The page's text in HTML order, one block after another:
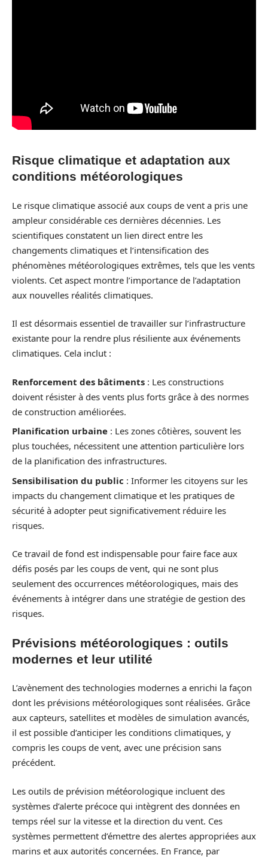
Risque climatique et adaptation aux
conditions météorologiques
Le risque climatique associé aux coups de vent a pris une
ampleur considérable ces dernières décennies. Les
scientifiques constatent un lien direct entre les
changements climatiques et l’intensification des
phénomènes météorologiques extrêmes, tels que les vents
violents. Cet aspect montre l’importance de l’adaptation
aux nouvelles réalités climatiques.
Il est désormais essentiel de travailler sur l’infrastructure
existante pour la rendre plus résiliente aux événements
climatiques. Cela inclut :
Renforcement des bâtiments : Les constructions
doivent résister à des vents plus forts grâce à des normes
de construction améliorées.
Planification urbaine : Les zones côtières, souvent les
plus touchées, nécessitent une attention particulière lors
de la planification des infrastructures.
Sensibilisation du public : Informer les citoyens sur les
impacts du changement climatique et les pratiques de
sécurité à adopter peut significativement réduire les
risques.
Ce travail de fond est indispensable pour faire face aux
défis posés par les coups de vent, qui ne sont plus
seulement des occurrences météorologiques, mais des
événements à intégrer dans une stratégie de gestion des
risques.
Prévisions météorologiques : outils
modernes et leur utilité
L’avènement des technologies modernes a enrichi la façon
dont les prévisions météorologiques sont réalisées. Grâce
aux capteurs, satellites et modèles de simulation avancés,
il est possible d’anticiper les conditions climatiques, y
compris les coups de vent, avec une précision sans
précédent.
Les outils de prévision météorologique incluent des
systèmes d’alerte précoce qui intègrent des données en
temps réel sur la vitesse et la direction du vent. Ces
systèmes permettent d’émettre des alertes appropriées aux
marins et aux autorités concernées. En France, par